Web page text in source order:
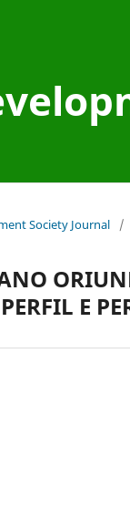
Society Journal /
E